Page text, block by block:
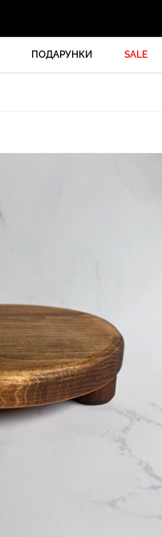
ПОДАРУНКИ SALE